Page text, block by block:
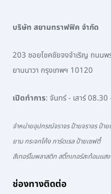
บริษัท สยามทราฟฟิค จำกัด
203 ซอยโชคชัยจงจำเริญ ถนนพ
ยานนาวา กรุงเทพฯ 10120
เปิดทำการ: จันทร์ - เสาร์
จำหน่ายอุปกรณ์จราจร ป้ายจราจร ป้า
ยาม กระจกโค้ง การ์ดเรล ป้ายเซฟตี้
สีเทอร์โมพลาสติก สติ๊กเกอร์สะท้อนแ
ช่องทางติดต่อ